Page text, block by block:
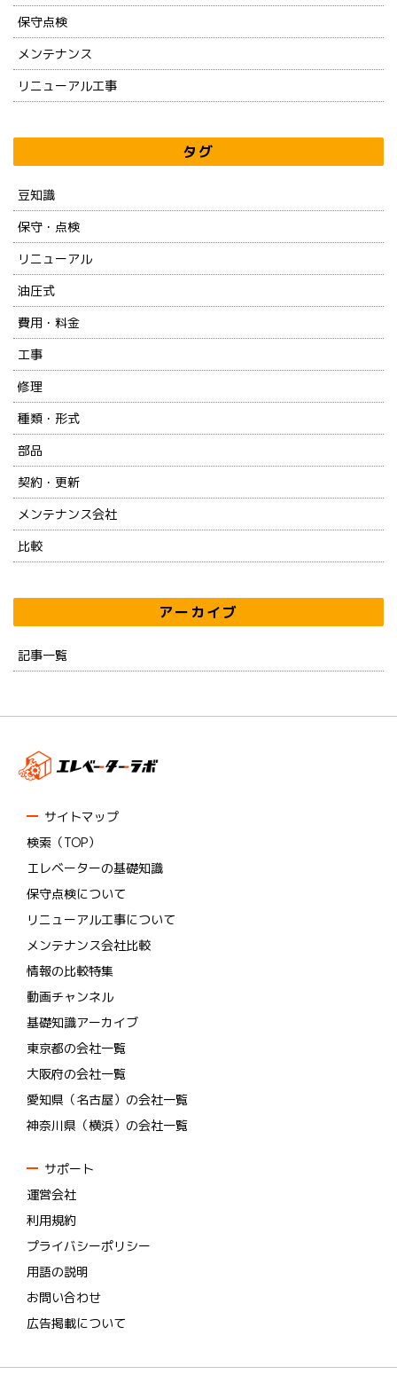
保守点検
メンテナンス
リニューアル工事
タグ
豆知識
保守・点検
リニューアル
油圧式
費用・料金
工事
修理
種類・形式
部品
契約・更新
メンテナンス会社
比較
アーカイブ
記事一覧
サイトマップ
検索（TOP）
エレベーターの基礎知識
保守点検について
リニューアル工事について
メンテナンス会社比較
情報の比較特集
動画チャンネル
基礎知識アーカイブ
東京都の会社一覧
大阪府の会社一覧
愛知県（名古屋）の会社一覧
神奈川県（横浜）の会社一覧
サポート
運営会社
利用規約
プライバシーポリシー
用語の説明
お問い合わせ
広告掲載について